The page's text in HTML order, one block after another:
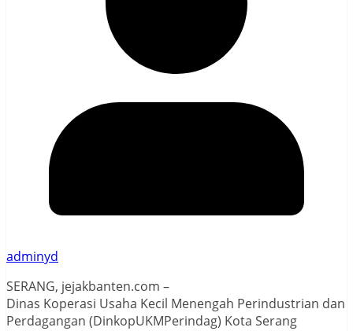
adminyd
SERANG, jejakbanten.com –
Dinas Koperasi Usaha Kecil Menengah Perindustrian dan
Perdagangan (DinkopUKMPerindag) Kota Serang